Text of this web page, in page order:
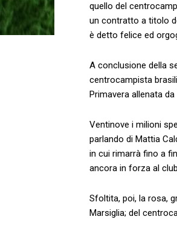
quello del
un contratto a titolo
è detto felice ed
A conclusione della
centrocampista
Primavera allenata
Ventinove i milioni
parlando di Mattia
in cui rimarrà fino a
ancora in forza al
Sfoltita, poi, la rosa,
Marsiglia; del